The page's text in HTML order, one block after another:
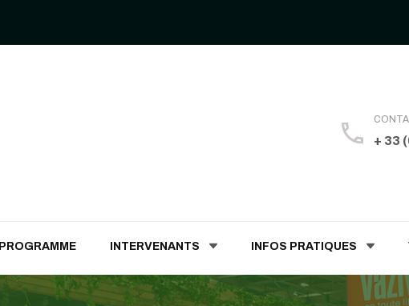
+ 33
PROGRAMME INTERVENANTS INFOS PRATIQUES